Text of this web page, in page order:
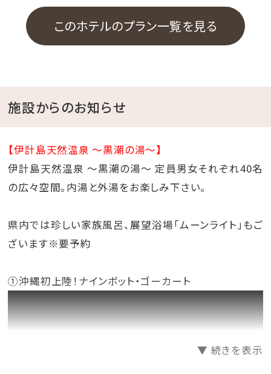
このホテルのプラン一覧を見る
施設からのお知らせ
【伊計島天然温泉 ～黒潮の湯～】
伊計島天然温泉 ～黒潮の湯～ 定員男女それぞれ40名
の広々空間。内湯と外湯をお楽しみ下さい。
県内では珍しい家族風呂、展望浴場「ムーンライト」もご
ざいます※要予約
①沖縄初上陸！ナインボット・ゴーカート
▼ 続きを表示